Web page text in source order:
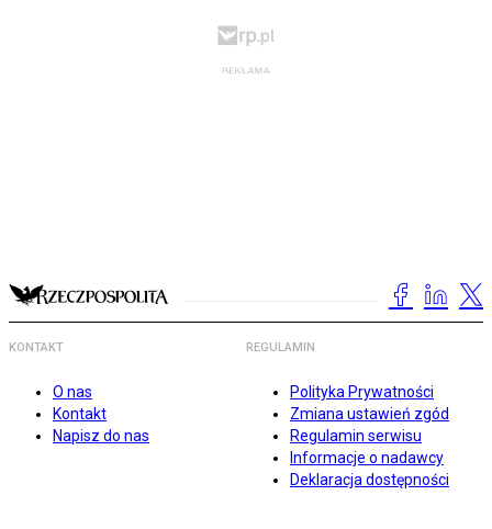
KONTAKT
O nas
Kontakt
Napisz do nas
REGULAMIN
Polityka Prywatności
Zmiana ustawień zgód
Regulamin serwisu
Informacje o nadawcy
Deklaracja dostępności